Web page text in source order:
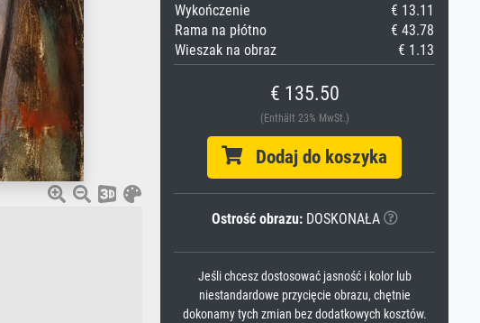
Wykończenie
€ 13.11
Rama na płótno
€ 43.78
Wieszak na obraz
€ 1.13
€ 135.50
(Enthält 23% MwSt.)
Dodaj do koszyka
Ostrość obrazu:DOSKONAŁA
Jeśli chcesz dostosować jasność i kolor lub
niestandardowe przycięcie obrazu, chętnie
dokonamy tych zmian bez dodatkowych kosztów.